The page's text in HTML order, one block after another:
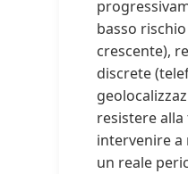
basso
crescente),
discrete
resistere
intervenire a
un reale